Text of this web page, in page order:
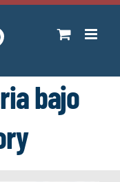
bajo